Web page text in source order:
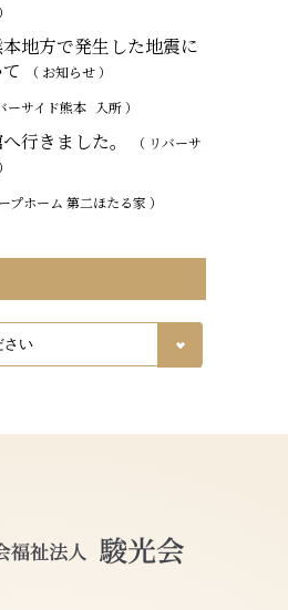
本地方で発生した地震に
（ お知らせ ）
ーサイド熊本 入所）
行きました。
（ リバーサ
プホーム 第二ほたる家 ）